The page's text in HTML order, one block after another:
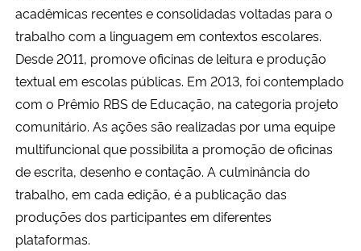
acadêmicas recentes e consolidadas voltadas para o
trabalho com a linguagem em contextos escolares.
Desde 2011, promove oficinas de leitura e produção
textual em escolas públicas. Em 2013, foi contemplado
com o Prêmio RBS de Educação, na categoria projeto
comunitário. As ações são realizadas por uma equipe
multifuncional que possibilita a promoção de oficinas
de escrita, desenho e contação. A culminância do
trabalho, em cada edição, é a publicação das
produções dos participantes em diferentes
plataformas.